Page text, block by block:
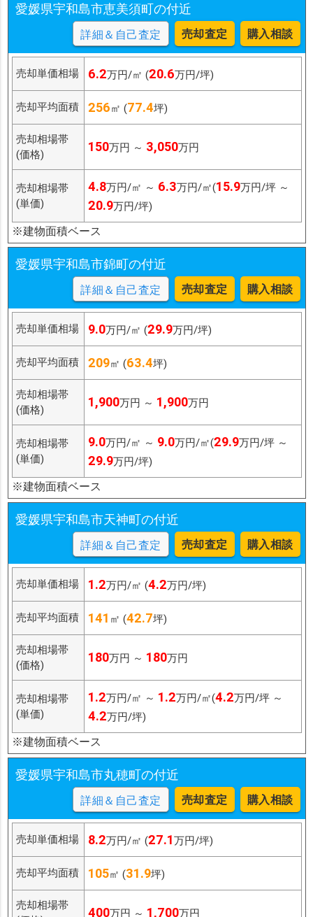
愛媛県宇和島市恵美須町の付近
詳細＆自己査定 売却査定 購入相談
売却単価相場 6.2万円/㎡ (20.6万円/坪)
売却平均面積 256㎡ (77.4坪)
売却相場帯
(価格)
150万円 ～ 3,050万円
売却相場帯
(単価)
4.8万円/㎡ ～ 6.3万円/㎡(15.9万円/坪 ～
20.9万円/坪)
※建物面積ベース
愛媛県宇和島市錦町の付近
詳細＆自己査定 売却査定 購入相談
売却単価相場 9.0万円/㎡ (29.9万円/坪)
売却平均面積 209㎡ (63.4坪)
売却相場帯
(価格)
1,900万円 ～ 1,900万円
売却相場帯
(単価)
9.0万円/㎡ ～ 9.0万円/㎡(29.9万円/坪 ～
29.9万円/坪)
※建物面積ベース
愛媛県宇和島市天神町の付近
詳細＆自己査定 売却査定 購入相談
売却単価相場 1.2万円/㎡ (4.2万円/坪)
売却平均面積 141 ㎡ (42.7坪)
売却相場帯
(価格)
180万円 ～ 180万円
売却相場帯
(単価)
1.2万円/㎡ ～ 1.2万円/㎡(4.2万円/坪 ～
4.2万円/坪)
※建物面積ベース
愛媛県宇和島市丸穂町の付近
詳細＆自己査定 売却査定 購入相談
売却単価相場 8.2万円/㎡ (27.1万円/坪)
売却平均面積 105㎡ (31.9坪)
売却相場帯
400万円 ～ 1,700万円